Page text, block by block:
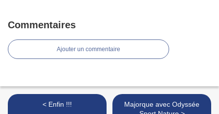
Commentaires
Ajouter un commentaire
< Enfin !!!
Majorque avec Odyssée